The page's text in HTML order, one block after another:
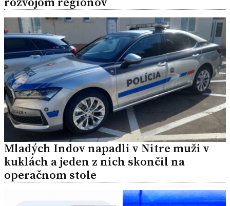
Mladých Indov napadli v Nitre muži v
kuklách a jeden z nich skončil na
operačnom stole